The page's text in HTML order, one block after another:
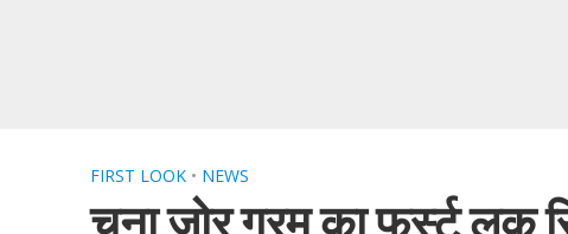
FIRST LOOK • NEWS
चना जोर गरम का फर्स्ट लुक